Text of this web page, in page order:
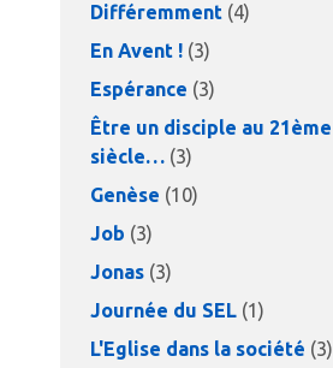
Différemment (4)
En Avent ! (3)
Espérance (3)
Être un disciple au 21ème
siècle… (3)
Genèse (10)
Job (3)
Jonas (3)
Journée du SEL (1)
L'Eglise dans la société (3)